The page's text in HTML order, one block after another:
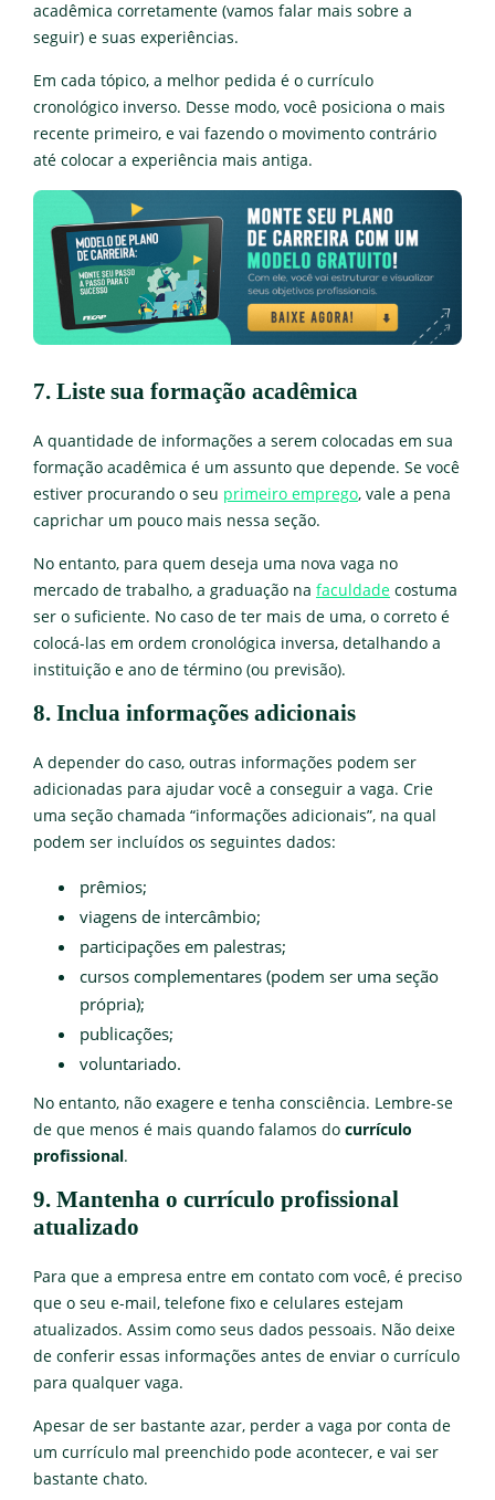
acadêmica corretamente (vamos falar mais sobre a
seguir) e suas experiências.
Em cada tópico, a melhor pedida é o currículo
cronológico inverso. Desse modo, você posiciona o mais
recente primeiro, e vai fazendo o movimento contrário
até colocar a experiência mais antiga.
7. Liste sua formação acadêmica
A quantidade de informações a serem colocadas em sua
formação acadêmica é um assunto que depende. Se você
estiver procurando o seu primeiro emprego, vale a pena
caprichar um pouco mais nessa seção.
No entanto, para quem deseja uma nova vaga no
mercado de trabalho, a graduação na faculdade costuma
ser o suficiente. No caso de ter mais de uma, o correto é
colocá-las em ordem cronológica inversa, detalhando a
instituição e ano de término (ou previsão).
8. Inclua informações adicionais
A depender do caso, outras informações podem ser
adicionadas para ajudar você a conseguir a vaga. Crie
uma seção chamada “informações adicionais”, na qual
podem ser incluídos os seguintes dados:
prêmios;
viagens de intercâmbio;
participações em palestras;
cursos complementares (podem ser uma seção
própria);
publicações;
voluntariado.
No entanto, não exagere e tenha consciência. Lembre-se
de que menos é mais quando falamos do currículo
profissional.
9. Mantenha o currículo profissional
atualizado
Para que a empresa entre em contato com você, é preciso
que o seu e-mail, telefone fixo e celulares estejam
atualizados. Assim como seus dados pessoais. Não deixe
de conferir essas informações antes de enviar o currículo
para qualquer vaga.
Apesar de ser bastante azar, perder a vaga por conta de
um currículo mal preenchido pode acontecer, e vai ser
bastante chato.